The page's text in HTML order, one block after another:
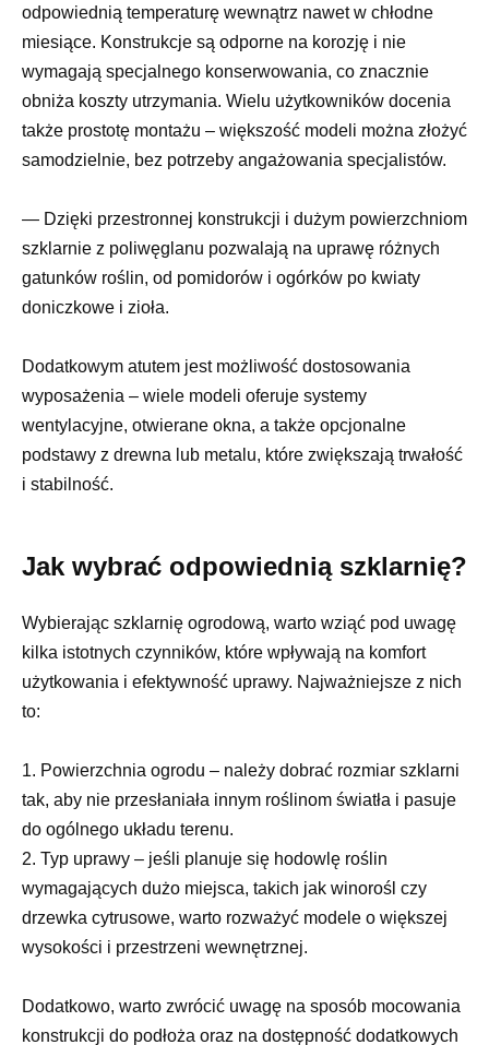
odpowiednią temperaturę wewnątrz nawet w chłodne
miesiące. Konstrukcje są odporne na korozję i nie
wymagają specjalnego konserwowania, co znacznie
obniża koszty utrzymania. Wielu użytkowników docenia
także prostotę montażu – większość modeli można złożyć
samodzielnie, bez potrzeby angażowania specjalistów.
— Dzięki przestronnej konstrukcji i dużym powierzchniom
szklarnie z poliwęglanu pozwalają na uprawę różnych
gatunków roślin, od pomidorów i ogórków po kwiaty
doniczkowe i zioła.
Dodatkowym atutem jest możliwość dostosowania
wyposażenia – wiele modeli oferuje systemy
wentylacyjne, otwierane okna, a także opcjonalne
podstawy z drewna lub metalu, które zwiększają trwałość
i stabilność.
Jak wybrać odpowiednią szklarnię?
Wybierając szklarnię ogrodową, warto wziąć pod uwagę
kilka istotnych czynników, które wpływają na komfort
użytkowania i efektywność uprawy. Najważniejsze z nich
to:
1. Powierzchnia ogrodu – należy dobrać rozmiar szklarni
tak, aby nie przesłaniała innym roślinom światła i pasuje
do ogólnego układu terenu.
2. Typ uprawy – jeśli planuje się hodowlę roślin
wymagających dużo miejsca, takich jak winorośl czy
drzewka cytrusowe, warto rozważyć modele o większej
wysokości i przestrzeni wewnętrznej.
Dodatkowo, warto zwrócić uwagę na sposób mocowania
konstrukcji do podłoża oraz na dostępność dodatkowych